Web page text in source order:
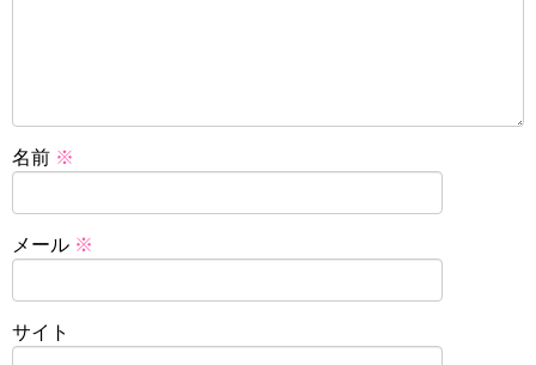
名前 ※
メール ※
サイト